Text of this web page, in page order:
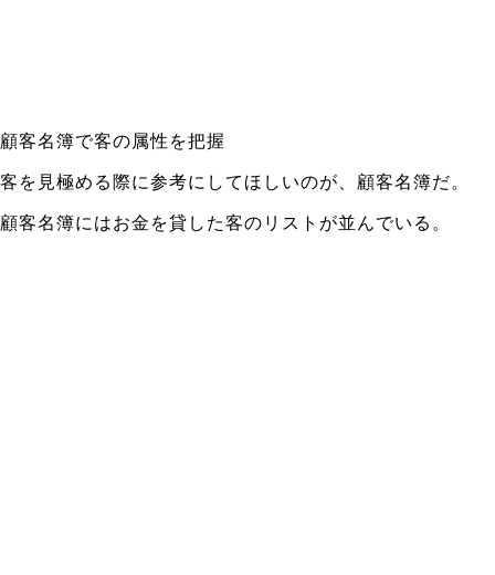
顧客名簿で客の属性を把握
客を見極める際に参考にしてほしいのが、顧客名簿だ。
顧客名簿にはお金を貸した客のリストが並んでいる。